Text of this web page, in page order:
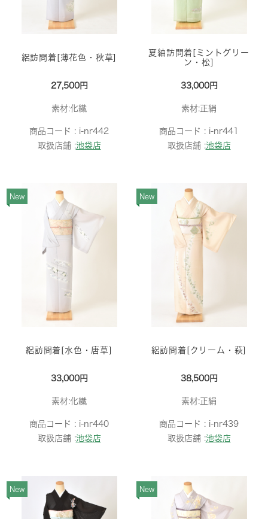
絽訪問着[薄花色・秋草]
27,500円
素材:化繊
商品コード : i-nr442
取扱店舗 :池袋店
夏紬訪問着[ミントグリー
ン・松]
33,000円
素材:正絹
商品コード : i-nr441
取扱店舗 :池袋店
New
絽訪問着[水色・唐草]
33,000円
素材:化繊
商品コード : i-nr440
取扱店舗 :池袋店
New
絽訪問着[クリーム・萩]
38,500円
素材:正絹
商品コード : i-nr439
取扱店舗 :池袋店
New New